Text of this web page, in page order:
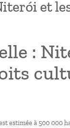
et
:
estimée à 500 000